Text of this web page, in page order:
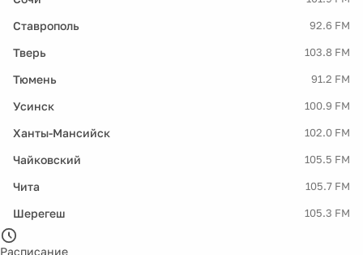
Ставрополь 92.6 FM
Тверь 103.8 FM
Тюмень 91.2 FM
Усинск 100.9 FM
Ханты-Мансийск 102.0 FM
Чайковский 105.5 FM
Чита 105.7 FM
Шерегеш 105.3 FM
Расписание